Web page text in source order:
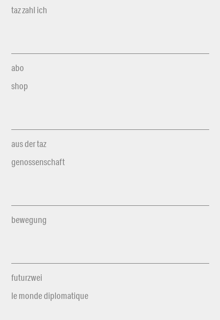
taz zahl ich
abo
shop
aus der taz
genossenschaft
bewegung
futurzwei
le monde diplomatique